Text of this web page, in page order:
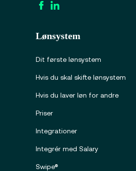
Lønsystem
Dit første lønsystem
Hvis du skal skifte lønsystem
Hvis du laver løn for andre
Priser
Integrationer
Integrér med Salary
Swipe®